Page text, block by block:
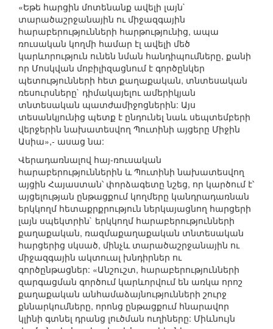
«Եթե հարցին մոտենանք ավելի լայն`
տարածաշրջանային ու միջազգային
հարաբերությունների հարթությունից, ապա
ռուսական կողմի համար էլ ավելի մեծ
կարևորություն ունեն նման հանդիպումները, քանի
որ Մոսկվան մոբիլիզացնում է գործընկեր
պետությունների հետ քաղաքական, տնտեսական
ռեսուրսները` դիմակայելու ամերիկյան
տնտեսական պատժամիջոցներին: Այս
տեսանկյունից պետք է ընդունել նաև սեպտեմբերի
վերջերին նախատեսվող Պուտինի այցերը Միջին
Ասիա»,- ասաց նա:
Վերադառնալով հայ-ռուսական
հարաբերություններին և Պուտինի նախատեսվող
այցին Հայաստան՝ փորձագետը նշեց, որ կարծում է՝
այցելության ընթացքում կողմերը կանդրադառնան
երկկողմ հետաքրքրություն ներկայացնող հարցերի
լայն սպեկտրին` երկկողմ հարաբերությունների
քաղաքական, ռազմաքաղաքական տնտեսական
հարցերից սկսած, մինչև տարածաշրջանային ու
միջազգային ակտուալ խնդիրներ ու
գործընթացներ: «Անշուշտ, հարաբերությունների
զարգացման գործում կարևորվում են առկա որոշ
քաղաքական անհամաձայնությունների շուրջ
քննարկումները, որոնց ընթացքում հնարավոր
կլինի գտնել դրանց լուծման ուղիները: Միևնույն